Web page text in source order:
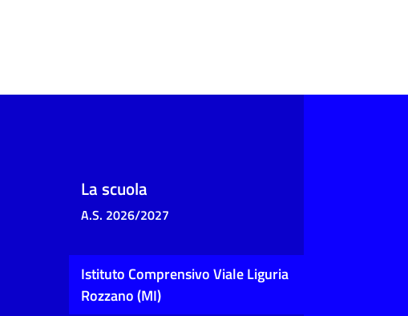
La scuola
A.S. 2026/2027
Istituto Comprensivo Viale Liguria
Rozzano (MI)